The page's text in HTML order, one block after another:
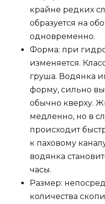
крайне редких
образуется на
одновременно.
Форма: при
изменяется.
груша. Водянка
форму, сильно
обычно кверху.
медленно, но в
происходит
к паховому
водянка
часы.
Размер:
количества